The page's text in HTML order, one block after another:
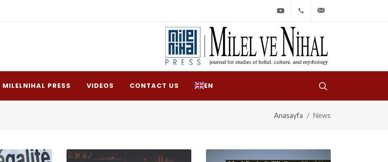
Youtube +90
533
MILELNIHAL PRESS VIDEOS CONTACT US EN
Anasayfa News